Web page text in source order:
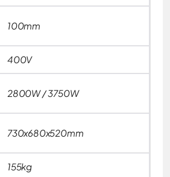
100mm
400V
2800W / 3750W
730x680x520mm
155kg